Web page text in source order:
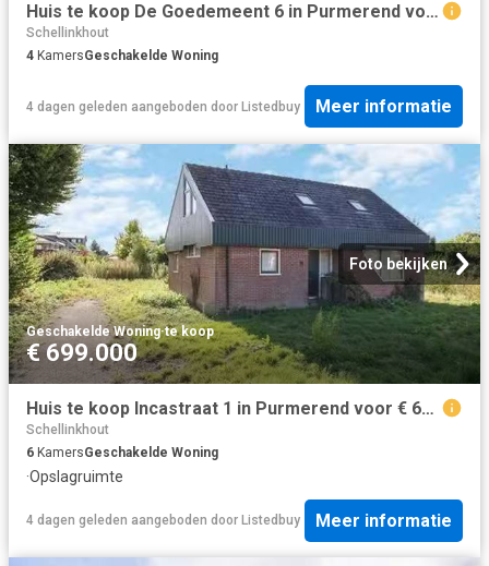
Huis te koop De Goedemeent 6 in Purmerend voor € 750.000
Schellinkhout
4 KamersGeschakelde Woning
4 dagen geleden aangeboden door Listedbuy Meer informatie
Foto bekijken
Geschakelde Woning·te koop
€ 699.000
Huis te koop Incastraat 1 in Purmerend voor € 699.000
Schellinkhout
6 KamersGeschakelde Woning
·Opslagruimte
4 dagen geleden aangeboden door Listedbuy Meer informatie